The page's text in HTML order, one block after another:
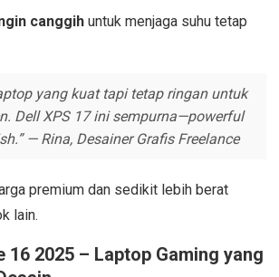
canggih untuk menjaga suhu tetap
yang kuat tapi tetap ringan untuk
Dell XPS 17 ini sempurna—powerful
— Rina, Desainer Grafis Freelance
premium dan sedikit lebih berat
lain.
16 2025 – Laptop Gaming yang